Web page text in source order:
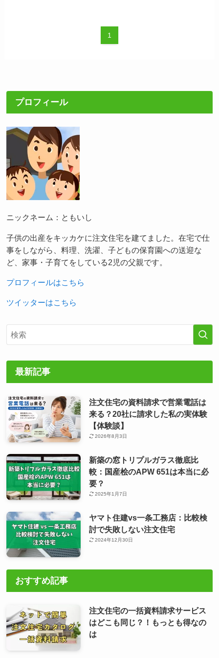
1
プロフィール
ニックネーム：ともいし
子供の出産をキッカケに注文住宅を建てました。在宅で仕
事をしながら、料理、洗濯、子どもの保育園への送迎な
ど、家事・子育てをしている2児の父親です。
プロフィールはこちら
ツイッターはこちら
最新記事
注文住宅の資料請求で営業電話は
来る？20社に請求した私の実体験
【体験談】
2026年8月3日
新築の窓トリプルガラス徹底比
較：国産桧のAPW 651は本当に必
要？
2025年1月7日
ヤマト住建vs一条工務店：比較検
討で失敗しない注文住宅
2024年12月30日
おすすめ記事
注文住宅の一括資料請求サービス
はどこも同じ？！もっとも得なの
は